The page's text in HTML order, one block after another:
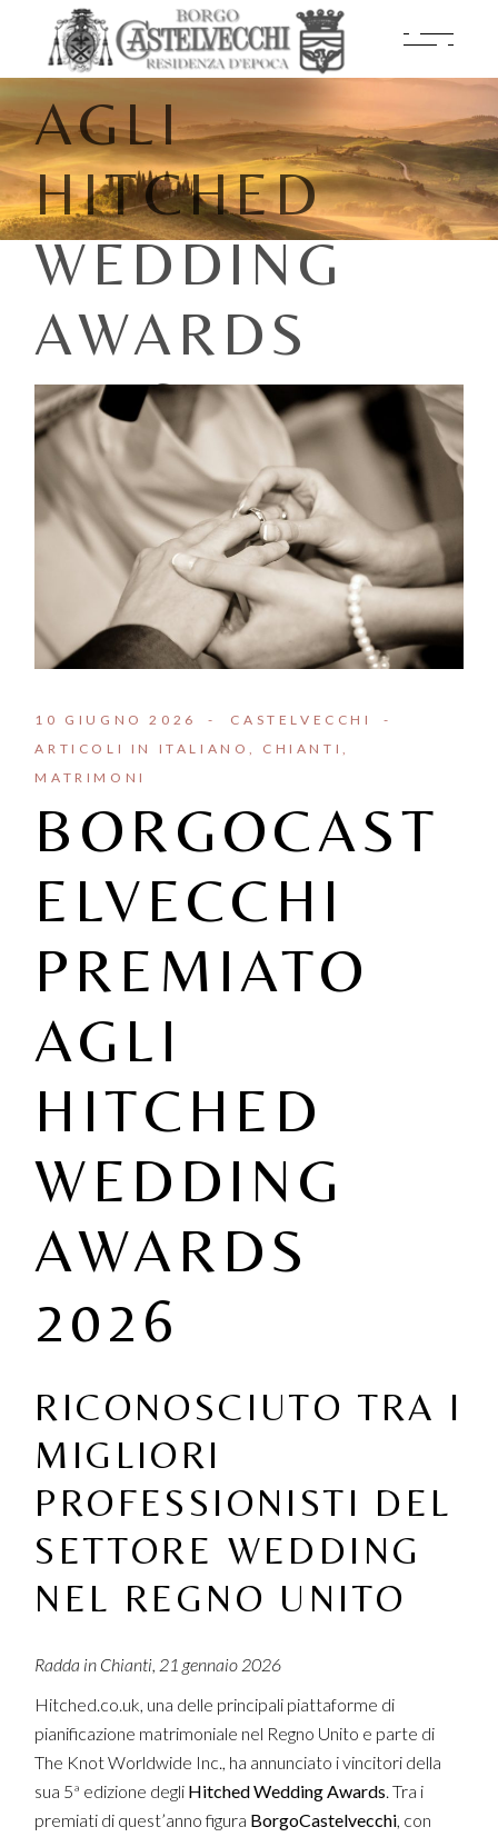
PREMIATO
AGLI
HITCHED
WEDDING
AWARDS
2026
10 GIUGNO 2026
CASTELVECCHI
ARTICOLI IN ITALIANO
CHIANTI
MATRIMONI
BORGOCAST
ELVECCHI
PREMIATO
AGLI
HITCHED
WEDDING
AWARDS
2026
RICONOSCIUTO TRA I
MIGLIORI
PROFESSIONISTI DEL
SETTORE WEDDING
NEL REGNO UNITO
Radda in Chianti, 21 gennaio 2026
Hitched.co.uk, una delle principali piattaforme di
pianificazione matrimoniale nel Regno Unito e parte di
The Knot Worldwide Inc., ha annunciato i vincitori della
sua 5ª edizione degli Hitched Wedding Awards. Tra i
premiati di quest’anno figura BorgoCastelvecchi, con